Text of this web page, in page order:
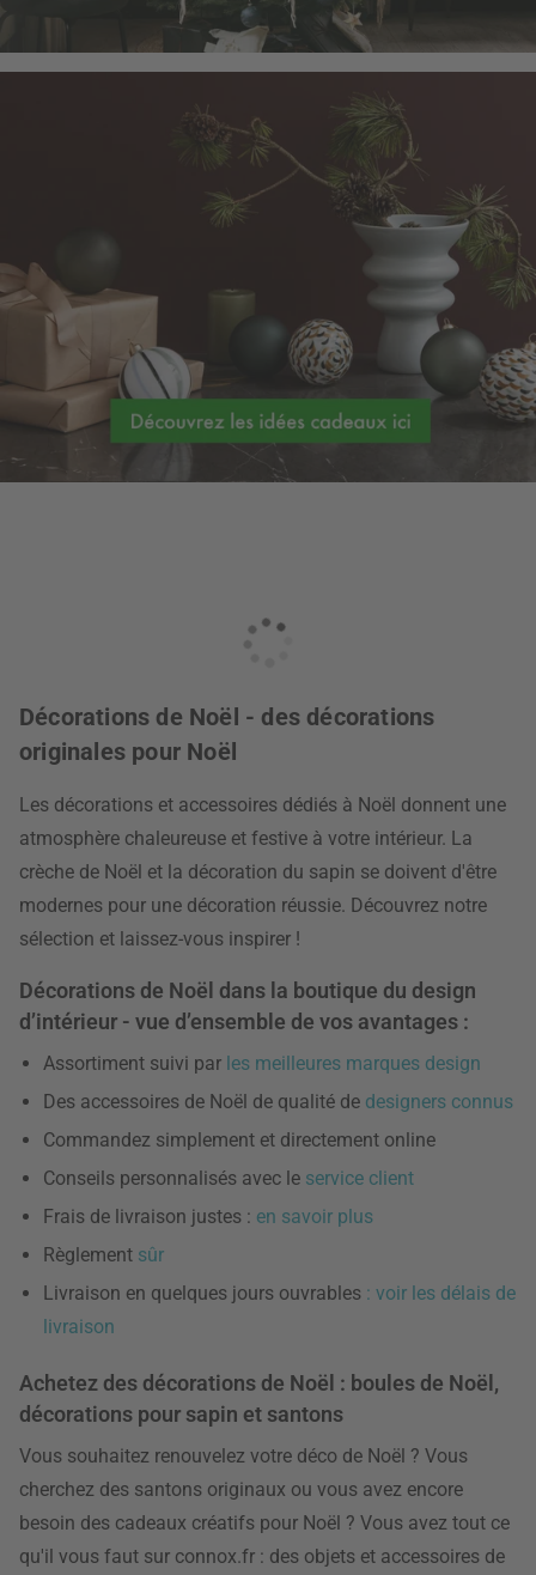
Décorations de Noël - des décorations
originales pour Noël
Les décorations et accessoires dédiés à Noël donnent une
atmosphère chaleureuse et festive à votre intérieur. La
crèche de Noël et la décoration du sapin se doivent d'être
modernes pour une décoration réussie. Découvrez notre
sélection et laissez-vous inspirer !
Décorations de Noël dans la boutique du design
d’intérieur - vue d’ensemble de vos avantages :
Assortiment suivi par les meilleures marques design
Des accessoires de Noël de qualité de designers connus
Commandez simplement et directement online
Conseils personnalisés avec le service client
Frais de livraison justes : en savoir plus
Règlement sûr
Livraison en quelques jours ouvrables : voir les délais de
livraison
Achetez des décorations de Noël : boules de Noël,
décorations pour sapin et santons
Vous souhaitez renouvelez votre déco de Noël ? Vous
cherchez des santons originaux ou vous avez encore
besoin des cadeaux créatifs pour Noël ? Vous avez tout ce
qu'il vous faut sur connox.fr : des objets et accessoires de